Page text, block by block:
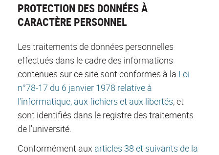
PROTECTION DES DONNÉES À
CARACTÈRE PERSONNEL
Les traitements de données personnelles
effectués dans le cadre des informations
contenues sur ce site sont conformes à la Loi
n°78-17 du 6 janvier 1978 relative à
l’informatique, aux fichiers et aux libertés, et
sont identifiés dans le registre des traitements
de l'université.
Conformément aux articles 38 et suivants de la